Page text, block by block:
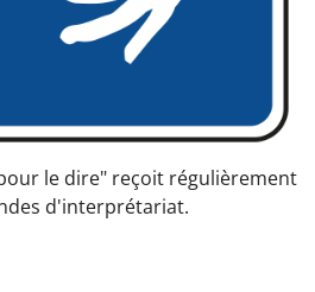
le dire" reçoit régulièrement
d'interprétariat.